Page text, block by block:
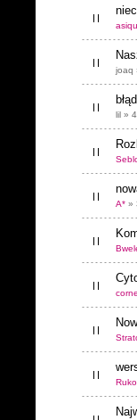
joaq
lil »
A* »